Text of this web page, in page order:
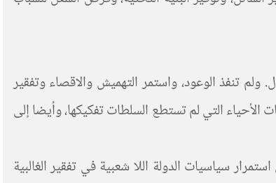
ولم تنفذ الوعود، واستمر التهميش والاقصاء وتفقير
الأحياء التي لم تستطع السلطات تفكيكها، وأيضا إلى
وتجدرت خلال السنوات الأخيرة بفعل استمرار سياسيات الدولة اللا شعبية في تفقير الغالبية